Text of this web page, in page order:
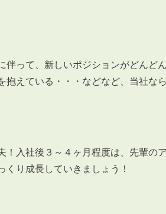
伴って、新しいポジションがどんど
抱えている・・・などなど、当社な
！入社後３～４ヶ月程度は、先輩の
くり成長していきましょう！